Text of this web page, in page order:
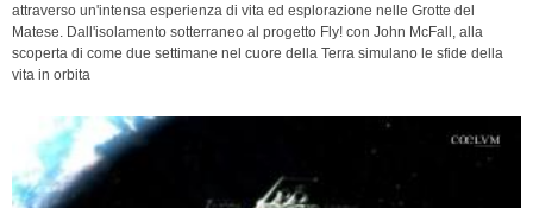
attraverso un'intensa esperienza di vita ed esplorazione nelle Grotte del
Matese. Dall'isolamento sotterraneo al progetto Fly! con John McFall, alla
scoperta di come due settimane nel cuore della Terra simulano le sfide della
vita in orbita